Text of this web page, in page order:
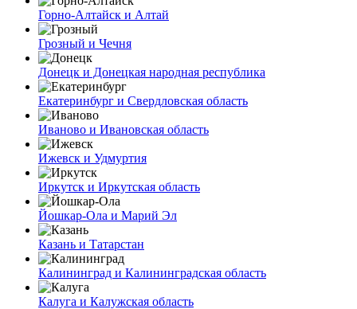
Горно-Алтайск и Алтай
Грозный и Чечня
Донецк и Донецкая народная республика
Екатеринбург и Свердловская область
Иваново и Ивановская область
Ижевск и Удмуртия
Иркутск и Иркутская область
Йошкар-Ола и Марий Эл
Казань и Татарстан
Калининград и Калининградская область
Калуга и Калужская область